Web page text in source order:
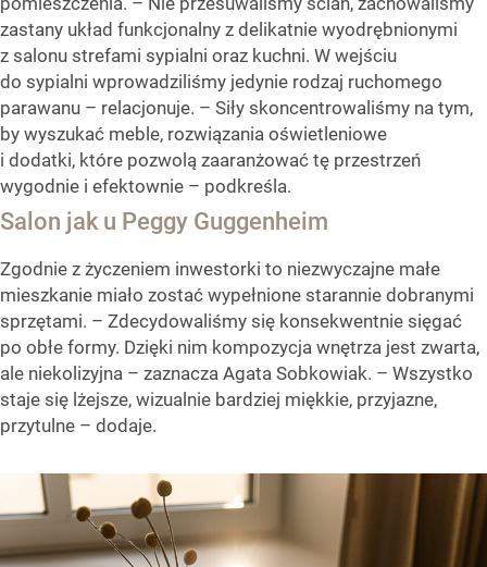
zastany układ funkcjonalny z delikatnie wyodrębnionymi
z salonu strefami sypialni oraz kuchni. W wejściu
do sypialni wprowadziliśmy jedynie rodzaj ruchomego
parawanu – relacjonuje. – Siły skoncentrowaliśmy na tym,
by wyszukać meble, rozwiązania oświetleniowe
i dodatki, które pozwolą zaaranżować tę przestrzeń
wygodnie i efektownie – podkreśla.
Salon jak u Peggy Guggenheim
Zgodnie z życzeniem inwestorki to niezwyczajne małe
mieszkanie miało zostać wypełnione starannie dobranymi
sprzętami. – Zdecydowaliśmy się konsekwentnie sięgać
po obłe formy. Dzięki nim kompozycja wnętrza jest zwarta,
ale niekolizyjna – zaznacza Agata Sobkowiak. – Wszystko
staje się lżejsze, wizualnie bardziej miękkie, przyjazne,
przytulne – dodaje.